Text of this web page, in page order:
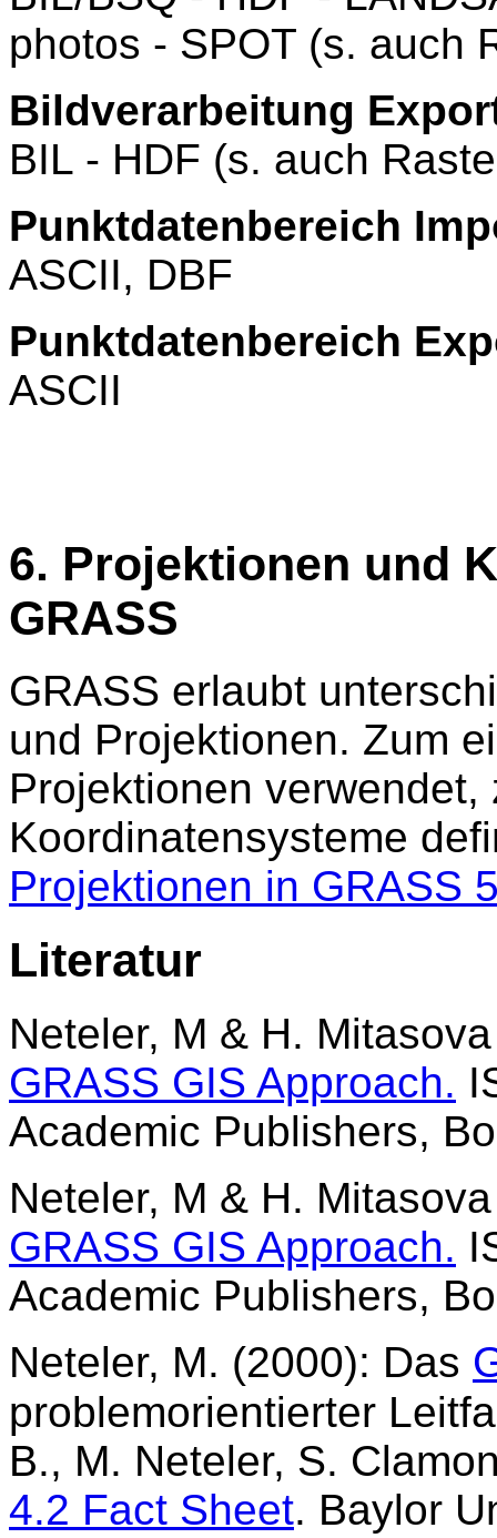
photos - SPOT (s. auch
Bildverarbeitung
BIL - HDF (s. auch
Punktdatenbereich
ASCII, DBF
Punktdatenbereich
ASCII
6. Projektionen und
GRASS
GRASS erlaubt
und Projektionen. Zum
Projektionen
Koordinatensysteme
Projektionen in GRASS
Literatur
Neteler, M & H.
GRASS GIS Approach.
Academic Publishers,
Neteler, M & H.
GRASS GIS Approach.
Academic Publishers,
Neteler, M. (2000): Das
problemorientierter
B., M. Neteler, S.
4.2 Fact Sheet. Baylor